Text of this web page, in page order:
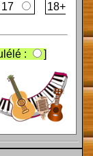
18+
: ]